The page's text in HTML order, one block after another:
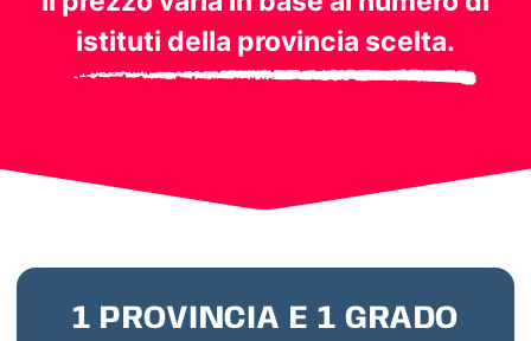
istituti della provincia scelta.
1 PROVINCIA E 1 GRADO